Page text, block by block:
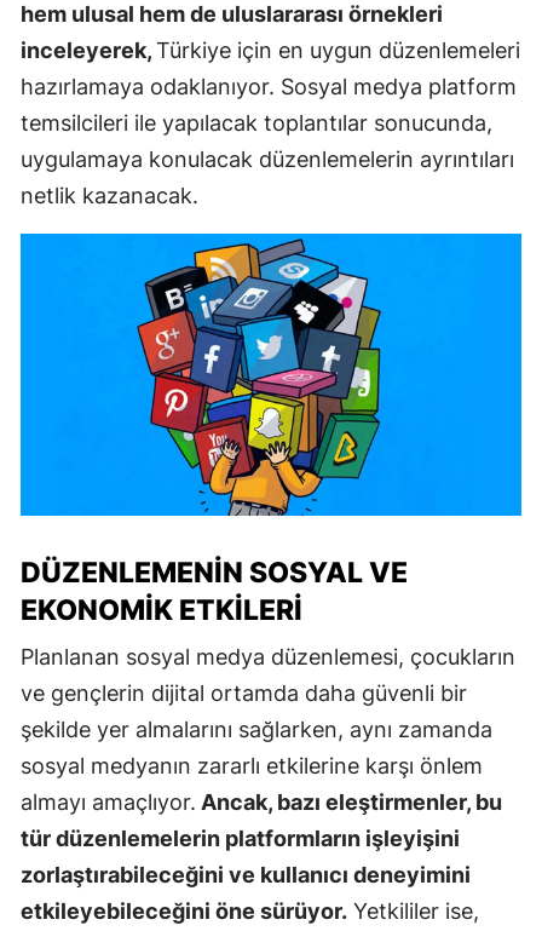
hem ulusal hem de uluslararası örnekleri
inceleyerek,Türkiye için en uygun düzenlemeleri
hazırlamaya odaklanıyor. Sosyal medya platform
temsilcileri ile yapılacak toplantılar sonucunda,
uygulamaya konulacak düzenlemelerin ayrıntıları
netlik kazanacak.
DÜZENLEMENIN SOSYAL VE
EKONOMIK ETKILERI
Planlanan sosyal medya düzenlemesi, çocukların
ve gençlerin dijital ortamda daha güvenli bir
şekilde yer almalarını sağlarken, aynı zamanda
sosyal medyanın zararlı etkilerine karşı önlem
almayı amaçlıyor. Ancak, bazı eleştirmenler, bu
tür düzenlemelerin platformların işleyişini
zorlaştırabileceğini ve kullanıcı deneyimini
etkileyebileceğini öne sürüyor. Yetkililer ise,